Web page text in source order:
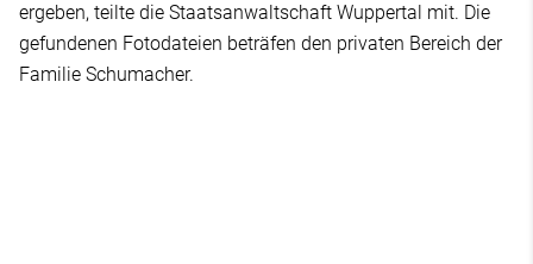
ergeben, teilte die Staatsanwaltschaft Wuppertal mit. Die
gefundenen Fotodateien beträfen den privaten Bereich der
Familie Schumacher.